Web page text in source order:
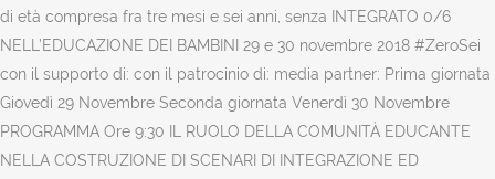
di età compresa fra tre mesi e sei anni, senza INTEGRATO 0/6
NELL’EDUCAZIONE DEI BAMBINI 29 e 30 novembre 2018 #ZeroSei
con il supporto di: con il patrocinio di: media partner: Prima giornata
Giovedì 29 Novembre Seconda giornata Venerdì 30 Novembre
PROGRAMMA Ore 9:30 IL RUOLO DELLA COMUNITÀ EDUCANTE
NELLA COSTRUZIONE DI SCENARI DI INTEGRAZIONE ED